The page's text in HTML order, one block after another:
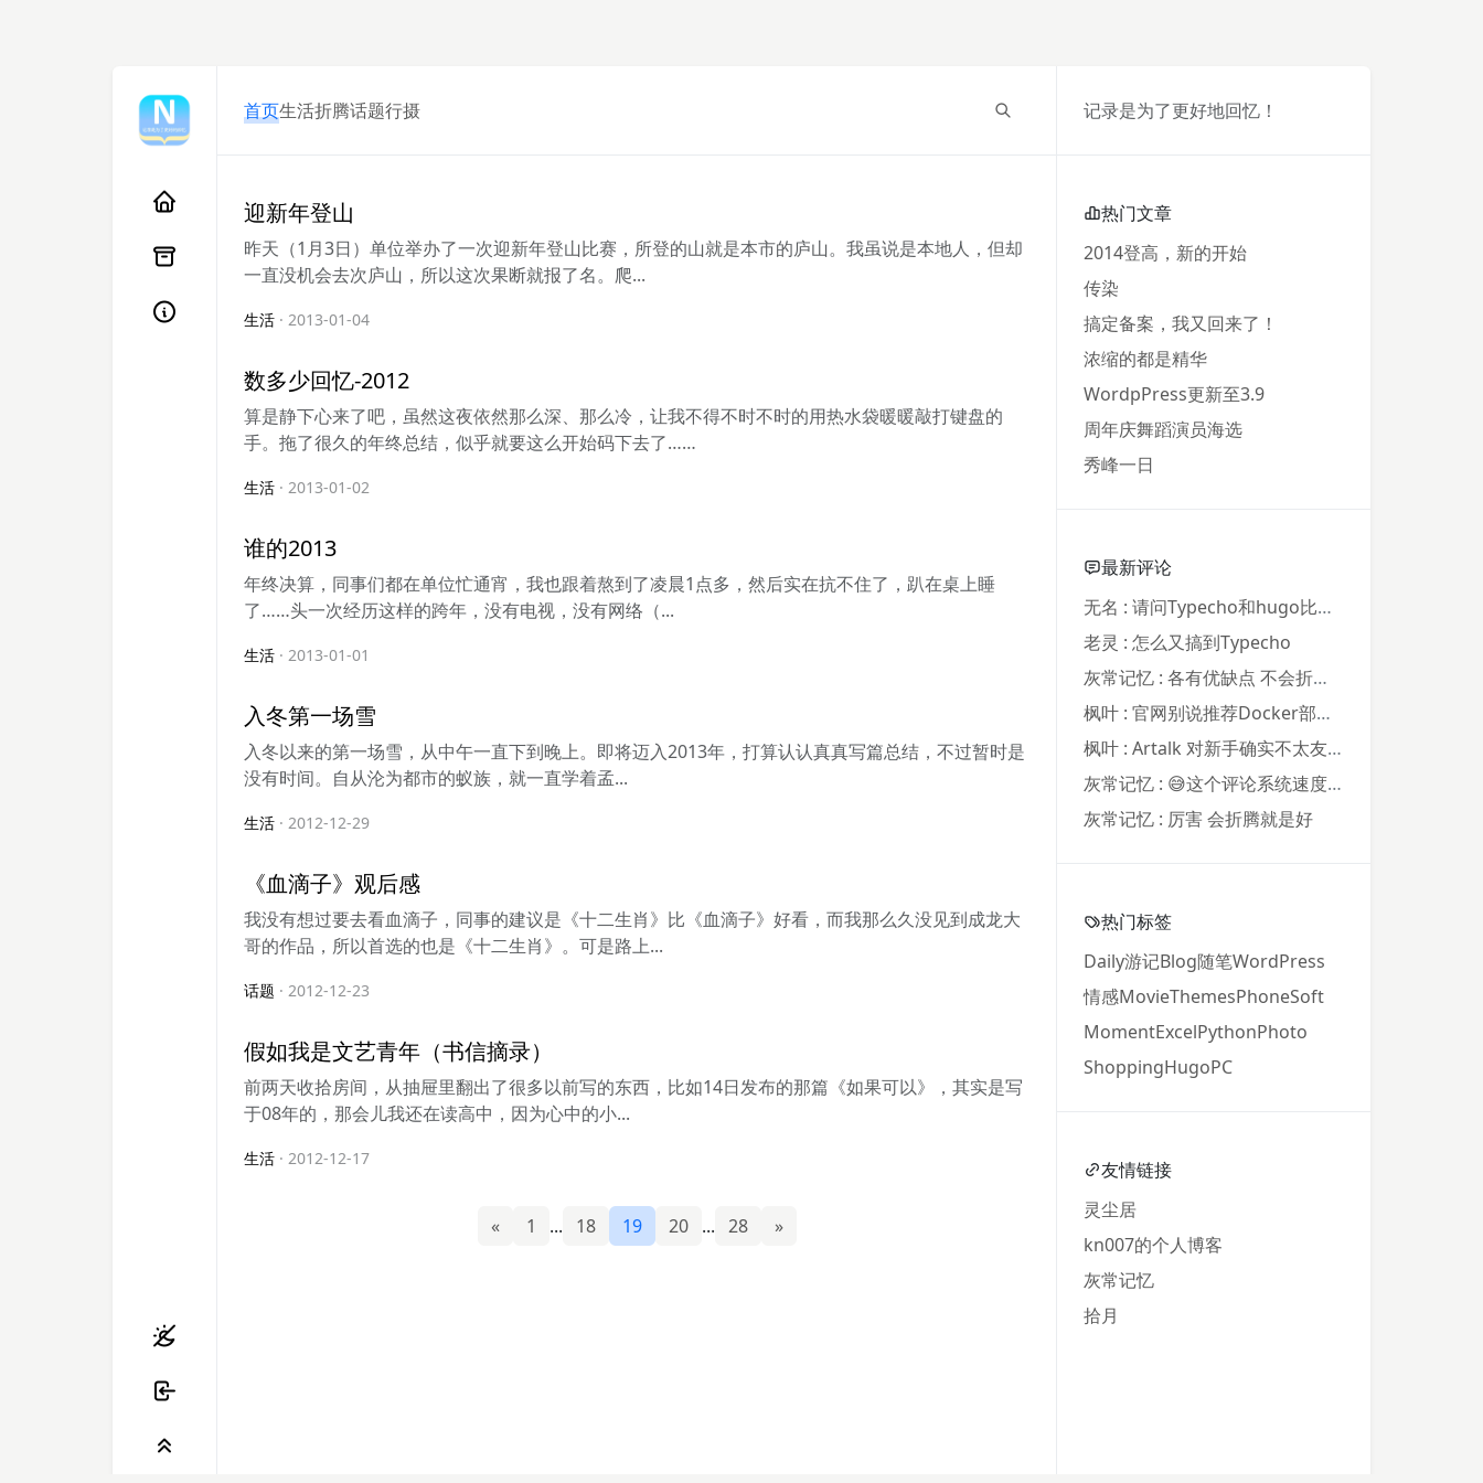
首页生活折腾话题行摄
迎新年登山
昨天（1月3日）单位举办了一次迎新年登山比赛，所登的山就是本市的庐山。我虽说是本地人，但却
一直没机会去次庐山，所以这次果断就报了名。爬...
生活 · 2013-01-04
数多少回忆-2012
算是静下心来了吧，虽然这夜依然那么深、那么冷，让我不得不时不时的用热水袋暖暖敲打键盘的
手。拖了很久的年终总结，似乎就要这么开始码下去了……
生活 · 2013-01-02
谁的2013
年终决算，同事们都在单位忙通宵，我也跟着熬到了凌晨1点多，然后实在抗不住了，趴在桌上睡
了……头一次经历这样的跨年，没有电视，没有网络（...
生活 · 2013-01-01
入冬第一场雪
入冬以来的第一场雪，从中午一直下到晚上。即将迈入2013年，打算认认真真写篇总结，不过暂时是
没有时间。自从沦为都市的蚁族，就一直学着孟...
生活 · 2012-12-29
《血滴子》观后感
我没有想过要去看血滴子，同事的建议是《十二生肖》比《血滴子》好看，而我那么久没见到成龙大
哥的作品，所以首选的也是《十二生肖》。可是路上...
话题 · 2012-12-23
假如我是文艺青年（书信摘录）
前两天收拾房间，从抽屉里翻出了很多以前写的东西，比如14日发布的那篇《如果可以》，其实是写
于08年的，那会儿我还在读高中，因为心中的小...
生活 · 2012-12-17
« 1 ... 18 19 20 ... 28 »
记录是为了更好地回忆！
热门文章
2014登高，新的开始
传染
搞定备案，我又回来了！
浓缩的都是精华
WordpPress更新至3.9
周年庆舞蹈演员海选
秀峰一日
最新评论
无名 : 请问Typecho和hugo比起来...
老灵 : 怎么又搞到Typecho
灰常记忆 : 各有优缺点 不会折腾程序 只...
枫叶 : 官网别说推荐Docker部署了，我...
枫叶 : Artalk 对新手确实不太友好。...
灰常记忆 : 😅这个评论系统速度飞快
灰常记忆 : 厉害 会折腾就是好
热门标签
Daily游记Blog随笔WordPress
情感MovieThemesPhoneSoft
MomentExcelPythonPhoto
ShoppingHugoPC
友情链接
灵尘居
kn007的个人博客
灰常记忆
拾月